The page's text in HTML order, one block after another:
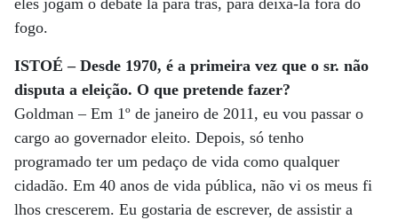
fogo.
ISTOÉ – Desde 1970, é a primeira vez que o sr. não
disputa a eleição. O que pretende fazer?
Goldman – Em 1º de janeiro de 2011, eu vou passar o
cargo ao governador eleito. Depois, só tenho
programado ter um pedaço de vida como qualquer
cidadão. Em 40 anos de vida pública, não vi os meus fi
lhos crescerem. Eu gostaria de escrever, de assistir a